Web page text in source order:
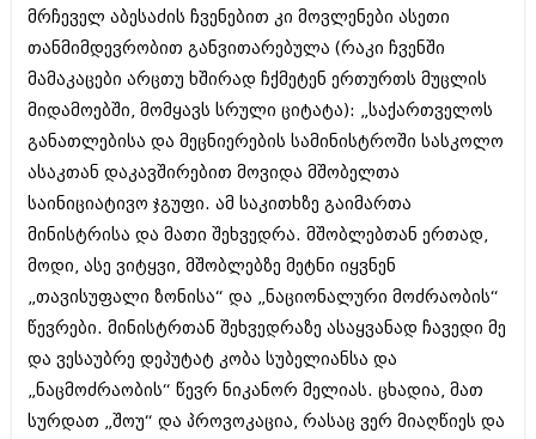
რომანი და დეტექტივი
სახალისო ამბები
შოუბიზნესი
დაიჯესტი
ქალი და მამაკაცი
ისტორია
სხვადასხვა
ანონსი
აგვისტო 2018 (162)
დაიჯესტი
ქალი და მამაკაცი
ისტორია
სხვადასხვა
ანონსი
არქივი
ნოემბერი 2020 (103)
ოქტომბერი 2020 (209)
სექტემბერი 2020 (204)
აგვისტო 2020 (249)
ივლისი 2020 (204)
მრჩეველ აბესაძის ჩვენებით კი მოვლენები ასეთი
თანმიმდევრობით განვითარებულა (რაკი ჩვენში
მამაკაცები არცთუ ხშირად ჩქმეტენ ერთურთს მუცლის
მიდამოებში, მომყავს სრული ციტატა): „საქართველოს
განათლებისა და მეცნიერების სამინისტროში სასკოლო
ასაკთან დაკავშირებით მოვიდა მშობელთა
საინიციატივო ჯგუფი. ამ საკითხზე გაიმართა
მინისტრისა და მათი შეხვედრა. მშობლებთან ერთად,
მოდი, ასე ვიტყვი, მშობლებზე მეტნი იყვნენ
„თავისუფალი ზონისა“ და „ნაციონალური მოძრაობის“
წევრები. მინისტრთან შეხვედრაზე ასაყვანად ჩავედი მე
და ვესაუბრე დეპუტატ კობა სუბელიანსა და
„ნაცმოძრაობის“ წევრ ნიკანორ მელიას. ცხადია, მათ
სურდათ „შოუ“ და პროვოკაცია, რასაც ვერ მიაღწიეს და